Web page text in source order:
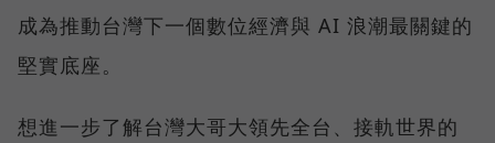
成為推動台灣下一個數位經濟與 AI 浪潮最關鍵的
堅實底座。
想進一步了解台灣大哥大領先全台、接軌世界的